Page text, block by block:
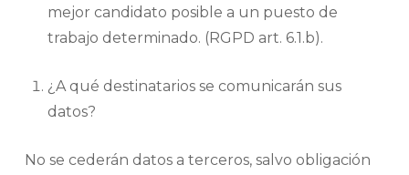
mejor candidato posible a un puesto de
trabajo determinado. (RGPD art. 6.1.b).
¿A qué destinatarios se comunicarán sus
datos?
No se cederán datos a terceros, salvo obligación